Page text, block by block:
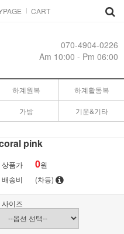
CART
070-4904-0226
Am 10:00 - Pm 06:00
하계원복 하계활동복
가방 기운&기타
pink
상품가 0원
배송비
(차등)
사이즈